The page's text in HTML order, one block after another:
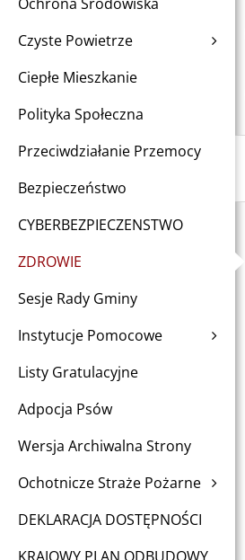
Czyste Powietrze
Ciepłe Mieszkanie
Polityka Społeczna
Przeciwdziałanie Przemocy
Bezpieczeństwo
CYBERBEZPIECZENSTWO
ZDROWIE
Sesje Rady Gminy
Instytucje Pomocowe
Listy Gratulacyjne
Adpocja Psów
Wersja Archiwalna Strony
Ochotnicze Straże Pożarne
DEKLARACJA DOSTĘPNOŚCI